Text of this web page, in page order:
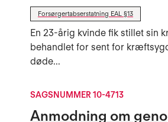
Forsørgertabserstatning EAL §13
En 23-årig kvinde fik stillet sin
behandlet for sent for
døde...
SAGSNUMMER 10-4713
Anmodning om